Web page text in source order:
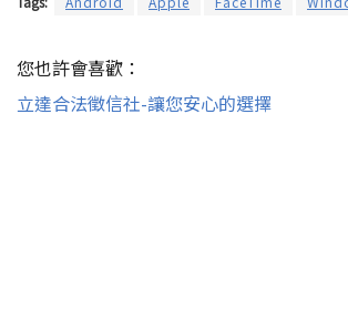
您也許會喜歡：
立達合法徵信社-讓您安心的選擇